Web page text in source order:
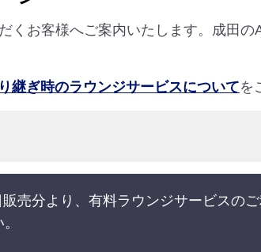
くお客様へご案内いたします。成田
継ぎ時のラウンジサービスについてを
売分より、有料ラウンジサービスの